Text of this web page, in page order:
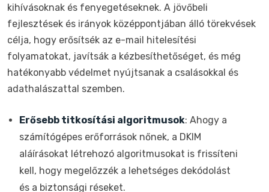
kihívásoknak és fenyegetéseknek. A jövőbeli
fejlesztések és irányok középpontjában álló törekvések
célja, hogy erősítsék az e-mail hitelesítési
folyamatokat, javítsák a kézbesíthetőséget, és még
hatékonyabb védelmet nyújtsanak a csalásokkal és
adathalászattal szemben.
Erősebb titkosítási algoritmusok: Ahogy a
számítógépes erőforrások nőnek, a DKIM
aláírásokat létrehozó algoritmusokat is frissíteni
kell, hogy megelőzzék a lehetséges dekódolást
és a biztonsági réseket.